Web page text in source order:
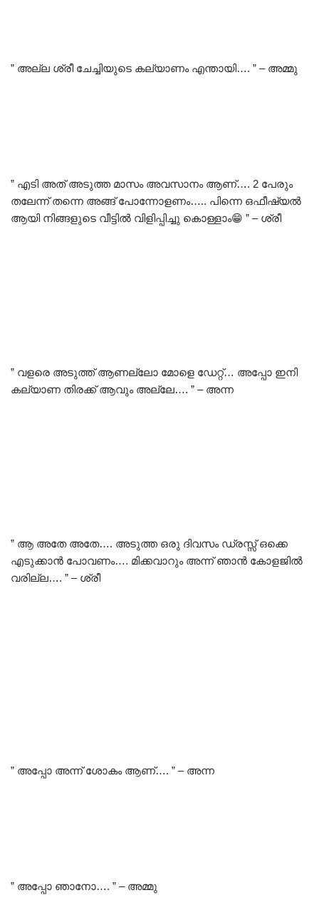
” അല്ല ശ്രീ ചേച്ചിയുടെ കല്യാണം എന്തായി…. ” – അമ്മു
” എടി അത് അടുത്ത മാസം അവസാനം ആണ്…. 2 പേരും
തലേന്ന് തന്നെ അങ്ങ് പോന്നോളണം….. പിന്നെ ഒഫീഷ്യൽ
ആയി നിങ്ങളുടെ വീട്ടിൽ വിളിപ്പിച്ചു കൊള്ളാം😁 ” – ശ്രീ
” വളരെ അടുത്ത് ആണല്ലോ മോളെ ഡേറ്റ്… അപ്പോ ഇനി
കല്യാണ തിരക്ക് ആവും അല്ലേ…. ” – അന്ന
” ആ അതേ അതേ…. അടുത്ത ഒരു ദിവസം ഡ്രസ്സ് ഒക്കെ
എടുക്കാൻ പോവണം…. മിക്കവാറും അന്ന് ഞാൻ കോളജിൽ
വരില്ല…. ” – ശ്രീ
” അപ്പോ അന്ന് ശോകം ആണ്…. ” – അന്ന
” അപ്പോ ഞാനോ…. ” – അമ്മു